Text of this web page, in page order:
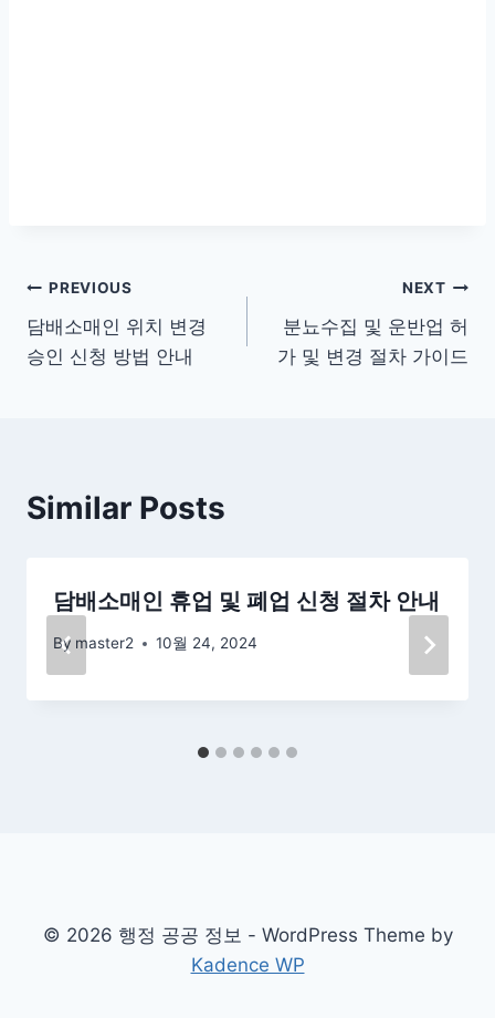
글
탐
PREVIOUS
담배소매인 위치 변경
승인 신청 방법 안내
NEXT
분뇨수집 및 운반업 허
가 및 변경 절차 가이드
Similar Posts
담배소매인 휴업 및 폐업 신청 절차 안내
By master2 10월 24, 2024
© 2026 행정 공공 정보 - WordPress Theme by
Kadence WP